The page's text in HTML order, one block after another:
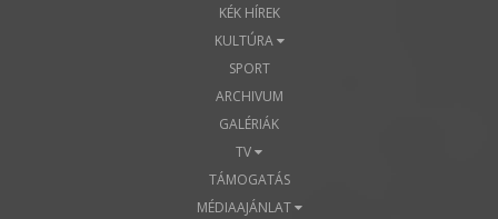
KÉK HÍREK
KULTÚRA
SPORT
ARCHIVUM
GALÉRIÁK
TV
TÁMOGATÁS
MÉDIAAJÁNLAT